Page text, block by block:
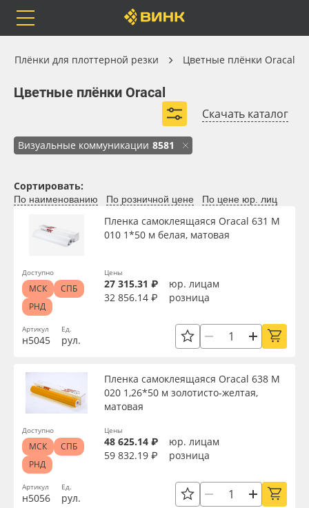
Каталог
Бренды
Доставка
Оплата
Сервис
Компания
Блог
Поставщикам
Весь каталог
Самоклеящиеся плёнки
Листовые материалы
Чернила
Клей, скотчи и крепёж
Мобильные конструкции и POS-материалы
Профильные системы
Светотехника
Инженерные пластики
Плёнки для плоттерной резки Цветные плёнки Oracal
Цветные плёнки Oracal
Скачать каталог
Визуальные коммуникации 8581
Плёнки для плоттерной резки
Цветные плёнки Oracal
ORACAL® 551
ORACAL® 951
ORACAL® 451
ORACAL® 620
ORACAL® 638
Развернуть (7)
Вид
Ширина, м
Длина рулона, м
Толщина, мкм
Сортировать:
По наименованию По розничной цене По цене юр. лиц
Артикул
н5045
Пленка самоклеящаяся Oracal 631 M
010 1*50 м белая, матовая
Ед.
рул.
Цены
27 315.31 ₽
юр. лицам
32 856.14 ₽
розница
Доступно
МСК
СПБ
РНД
Артикул
н5056
Пленка самоклеящаяся Oracal 638 M
020 1,26*50 м золотисто-желтая,
матовая
Ед.
рул.
Цены
48 625.14 ₽
юр. лицам
59 832.19 ₽
розница
Доступно
МСК
СПБ
РНД